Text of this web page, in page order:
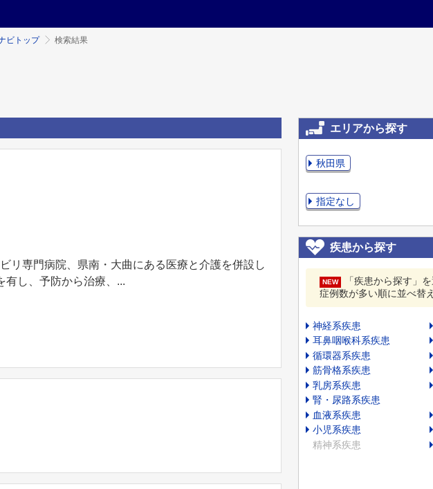
ビトップ 検索結果
リ専門病院、県南・大曲にある医療と介護を併設し
有し、予防から治療、...
エリアから探す
秋田県
指定なし
疾患から探す
NEW
「疾患から探す」
症例数が多い順に並べ替
神経系疾患
耳鼻咽喉科系疾患
循環器系疾患
筋骨格系疾患
乳房系疾患
腎・尿路系疾患
血液系疾患
小児系疾患
精神系疾患